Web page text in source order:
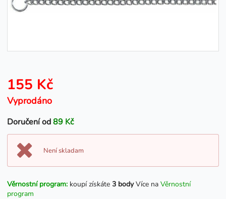
155 Kč
Vyprodáno
Doručení od89 Kč
Není skladam
Věrnostní program: koupí získáte 3 bodyVíce na Věrnostní
program